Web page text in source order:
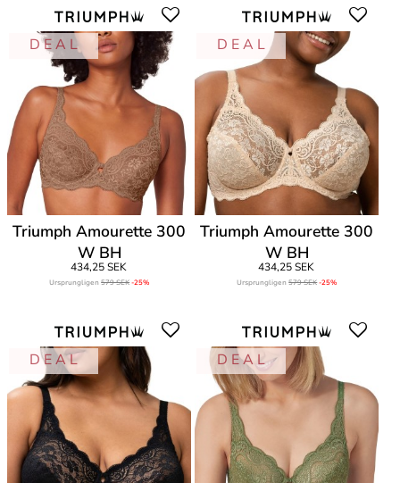
D E A L
Triumph Amourette 300
W BH
434,25 SEK
Ursprungligen579 SEK-25%
D E A L
Triumph Amourette 300
W BH
434,25 SEK
Ursprungligen579 SEK-25%
D E A L D E A L